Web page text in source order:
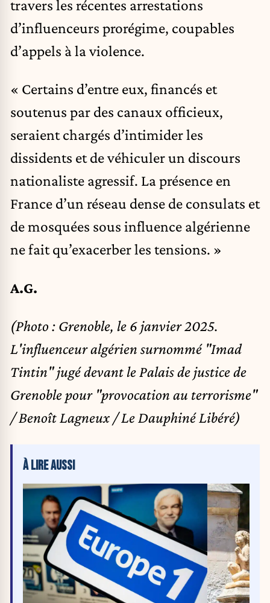
travers les récentes arrestations
d’influenceurs prorégime, coupables
d’appels à la violence.
« Certains d’entre eux, financés et
soutenus par des canaux officieux,
seraient chargés d’intimider les
dissidents et de véhiculer un discours
nationaliste agressif. La présence en
France d’un réseau dense de consulats et
de mosquées sous influence algérienne
ne fait qu’exacerber les tensions. »
A.G.
(Photo : Grenoble, le 6 janvier 2025.
L'influenceur algérien surnommé "Imad
Tintin" jugé devant le Palais de justice de
Grenoble pour "provocation au terrorisme"
/ Benoît Lagneux / Le Dauphiné Libéré)
À LIRE AUSSI